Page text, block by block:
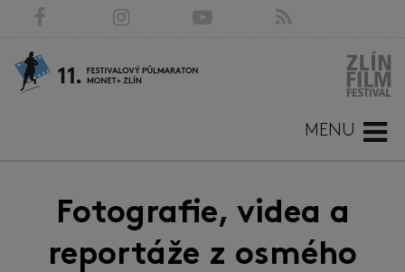
MENU
Fotografie, videa a
reportáže z osmého